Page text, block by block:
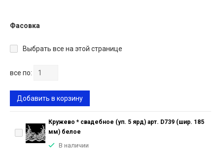
Фасовка
Выбрать все на этой странице
все по:
Добавить в корзину
Кружево * свадебное (уп. 5 ярд) арт. D739 (шир. 185
мм) белое
В наличии